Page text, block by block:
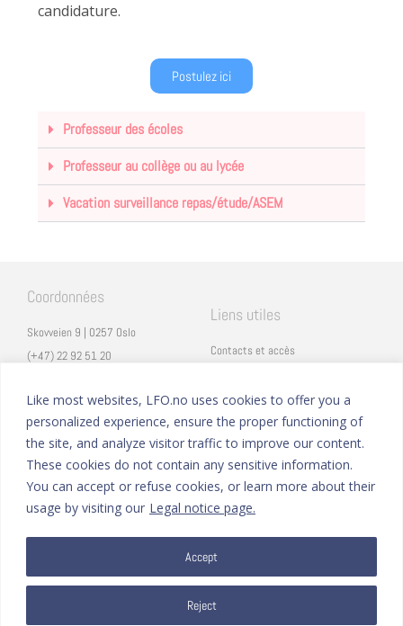
Like most websites, LFO.no uses cookies to offer you a
personalized experience, ensure the proper functioning of
the site, and analyze visitor traffic to improve our content.
These cookies do not contain any sensitive information.
You can accept or refuse cookies, or learn more about their
usage by visiting our Legal notice page.
Reject
Accept
candidature.
Postulez ici
Professeur des écoles
Professeur au collège ou au lycée
Vacation surveillance repas/étude/ASEM
Coordonnées
Skovveien 9 | 0257 Oslo
(+47) 22 92 51 20
Vulkan 11 | 0178 Oslo
Liens utiles
Contacts et accès
Mentions légales
Eduka
ProNote
Suivez nous
Linkedin
Nous formons sur